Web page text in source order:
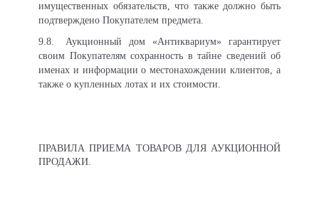
имущественных обязательств, что также должно быть
подтверждено Покупателем предмета.
9.8.
Аукционный дом «Антиквариум» гарантирует
своим Покупателям сохранность в тайне сведений об
именах и информации о местонахождении клиентов, а
также о купленных лотах и их стоимости.
ПРАВИЛА ПРИЕМА ТОВАРОВ ДЛЯ АУКЦИОННОЙ
ПРОДАЖИ.